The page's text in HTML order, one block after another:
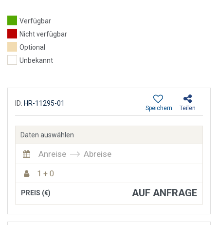
Verfügbar
Nicht verfügbar
Optional
Unbekannt
ID: HR-11295-01
Teilen
Speichern
Daten auswählen
Anreise Abreise
1 + 0
PREIS (€) AUF ANFRAGE